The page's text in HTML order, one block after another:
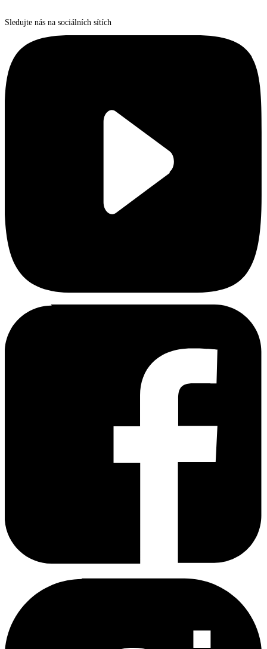
Sledujte nás na sociálních sítích